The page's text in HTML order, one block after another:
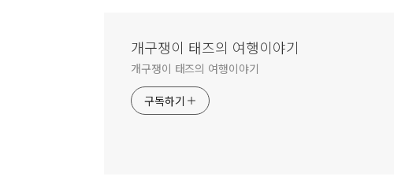
개구쟁이 태즈의 여행이야기
개구쟁이 태즈의 여행이야기
구독하기